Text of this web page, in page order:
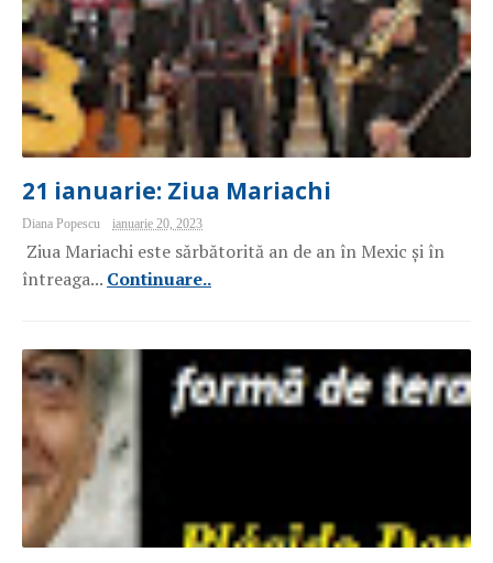
21 ianuarie: Ziua Mariachi
Diana Popescu ianuarie 20, 2023
Ziua Mariachi este sărbătorită an de an în Mexic și în
întreaga... Continuare..